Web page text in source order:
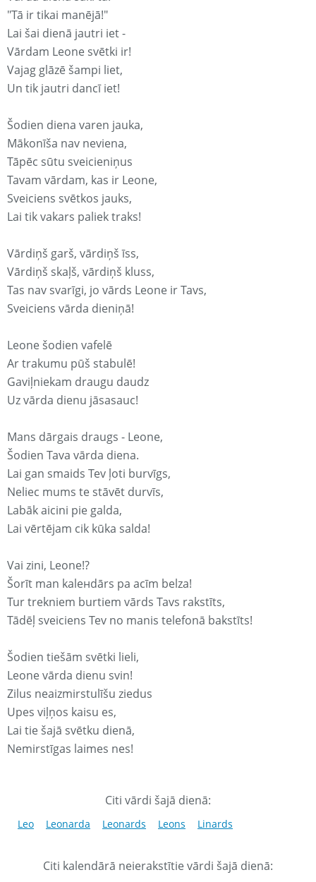
"Tā ir tikai manējā!"
Lai šai dienā jautri iet -
Vārdam Leone svētki ir!
Vajag glāzē šampi liet,
Un tik jautri dancī iet!
Šodien diena varen jauka,
Mākonīša nav neviena,
Tāpēc sūtu sveicieniņus
Tavam vārdam, kas ir Leone,
Sveiciens svētkos jauks,
Lai tik vakars paliek traks!
Vārdiņš garš, vārdiņš īss,
Vārdiņš skaļš, vārdiņš kluss,
Tas nav svarīgi, jo vārds Leone ir Tavs,
Sveiciens vārda dieniņā!
Leone šodien vafelē
Ar trakumu pūš stabulē!
Gaviļniekam draugu daudz
Uz vārda dienu jāsasauc!
Mans dārgais draugs - Leone,
Šodien Tava vārda diena.
Lai gan smaids Tev ļoti burvīgs,
Neliec mums te stāvēt durvīs,
Labāk aicini pie galda,
Lai vērtējam cik kūka salda!
Vai zini, Leone!?
Šorīt man kaleнdārs pa acīm belza!
Tur trekniem burtiem vārds Tavs rakstīts,
Tādēļ sveiciens Tev no manis telefonā bakstīts!
Šodien tiešām svētki lieli,
Leone vārda dienu svin!
Zilus neaizmirstulīšu ziedus
Upes viļņos kaisu es,
Lai tie šajā svētku dienā,
Nemirstīgas laimes nes!
Citi vārdi šajā dienā:
Leo Leonarda Leonards Leons Linards
Citi kalendārā neierakstītie vārdi šajā dienā: